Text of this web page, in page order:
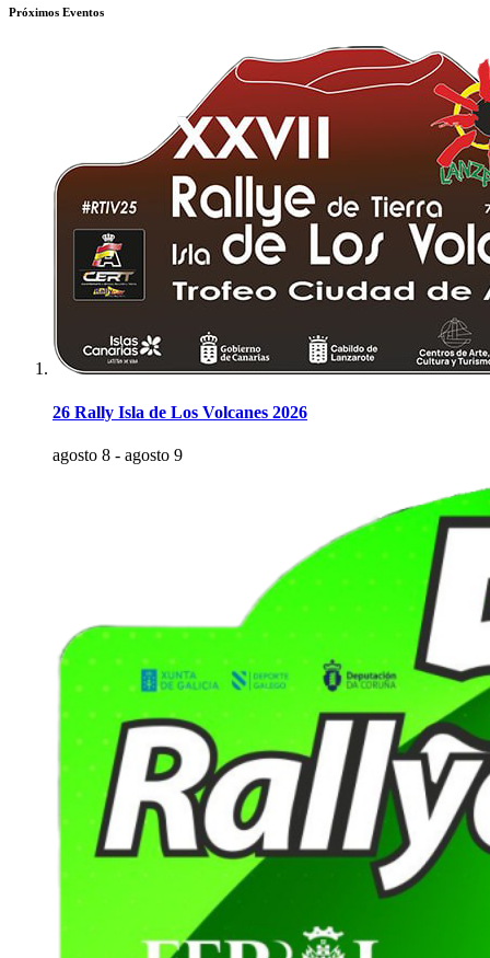
Próximos Eventos
26 Rally Isla de Los Volcanes 2026
agosto 8 - agosto 9